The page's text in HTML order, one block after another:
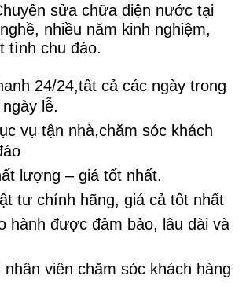
sửa chữa điện nước tại
nhiều năm kinh nghiệm,
tình chu đáo.
24/24,tất cả các ngày trong
lễ.
vụ tận nhà,chăm sóc khách
lượng – giá tốt nhất.
tư chính hãng, giá cả tốt nhất
hành được đảm bảo, lâu dài và
nhân viên chăm sóc khách hàng